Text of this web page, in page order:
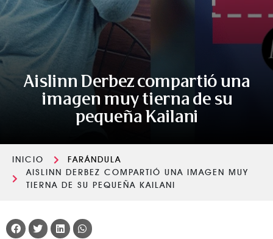
Aislinn Derbez compartió una
imagen muy tierna de su
pequeña Kailani
INICIO
FARÁNDULA
AISLINN DERBEZ COMPARTIÓ UNA IMAGEN MUY
TIERNA DE SU PEQUEÑA KAILANI